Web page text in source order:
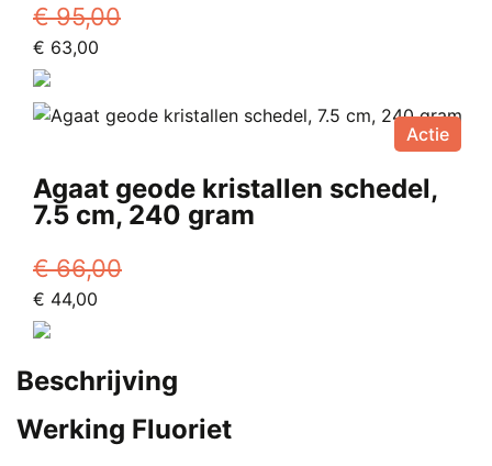
€95,00
Oorspronkelijke
prijs
was:
€ 95,00.
€ 63,00
€ 63,00.
Actie
Agaat geode kristallen schedel,
7.5 cm, 240 gram
€66,00
Oorspronkelijke
prijs
€ 66,00.
€ 44,00
€ 44,00.
Beschrijving
Werking Fluoriet